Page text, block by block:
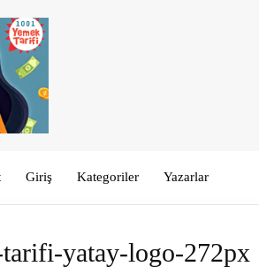
Giriş Kategoriler Yazarlar
yatay-logo-272px